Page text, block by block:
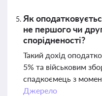
Як
не першого чи
спорідненості?
Такий дохід
5% та військовим
спадкоємець з
Джерело